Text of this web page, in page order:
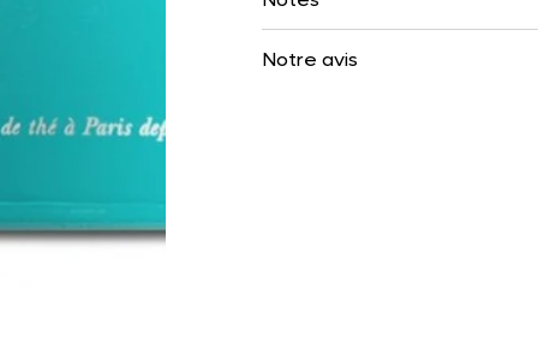
Notre avis